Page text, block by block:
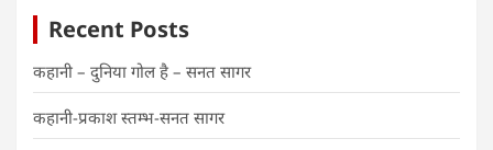
Recent Posts
कहानी – दुनिया गोल है – सनत सागर
कहानी-प्रकाश स्तम्भ-सनत सागर